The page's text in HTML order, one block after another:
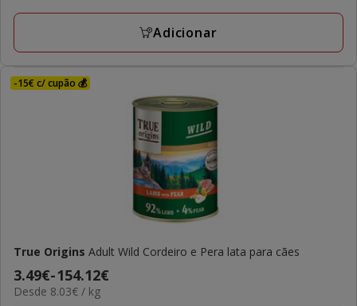
1
a
93.78€
Adicionar
-15€ c/ cupão 💰
True Origins Adult Wild Cordeiro e Pera lata para cães
Preço
de
3.49€-154.12€
8.03€
Desde 8.03€ / kg